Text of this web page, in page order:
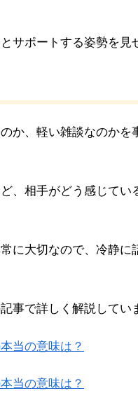
サポートする姿勢を見
か、軽い雑談なのかを
、相手がどう感じてい
に大切なので、冷静に
事で詳しく解説してい
当の意味は？
当の意味は？